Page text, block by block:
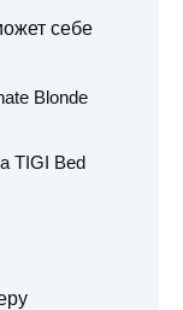
себе
Blonde
TIGI Bed